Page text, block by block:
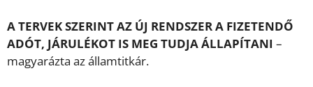
A TERVEK SZERINT AZ ÚJ RENDSZER A FIZETENDŐ
ADÓT, JÁRULÉKOT IS MEG TUDJA ÁLLAPÍTANI –
magyarázta az államtitkár.